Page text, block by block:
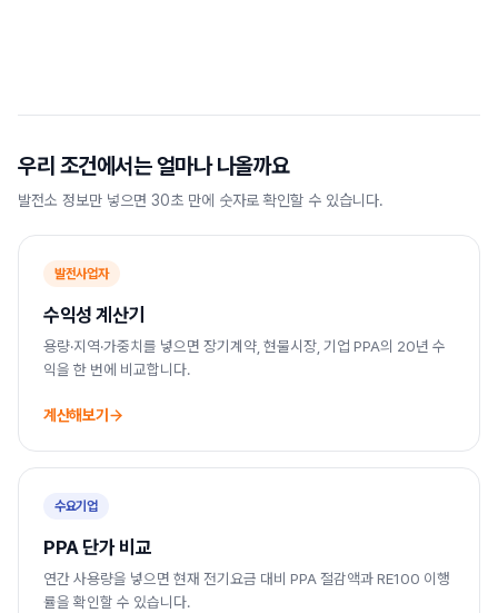
우리 조건에서는 얼마나 나올까요
발전소 정보만 넣으면 30초 만에 숫자로 확인할 수 있습니다.
발전사업자
수익성 계산기
용량·지역·가중치를 넣으면 장기계약, 현물시장, 기업 PPA의 20년 수
익을 한 번에 비교합니다.
계산해보기
수요기업
PPA 단가 비교
연간 사용량을 넣으면 현재 전기요금 대비 PPA 절감액과 RE100 이행
률을 확인할 수 있습니다.